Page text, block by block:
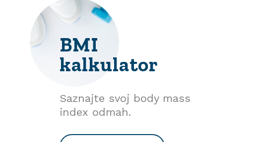
BMI
kalkulator
Saznajte svoj body mass
index odmah.